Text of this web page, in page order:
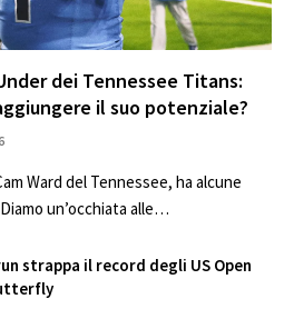
dei Tennessee Titans:
il suo potenziale?
Ward del Tennessee, ha alcune
un’occhiata alle…
strappa il record degli US Open